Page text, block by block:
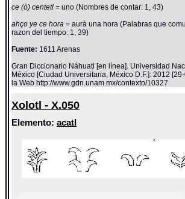
ce (ò) centetl= uno (Nombres de contar: 1, 43)
ahço ye ce hora= aurà una hora (Palabras que
razon del tiempo: 1, 39)
Fuente: 1611 Arenas
Gran Diccionario Náhuatl [en línea]. Universidad
México [Ciudad Universitaria, México D.F.]: 2012
la Web http://www.gdn.unam.mx/contexto/10327
Xolotl - X.050
Elemento:acatl